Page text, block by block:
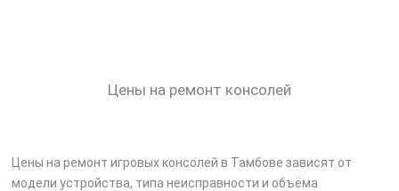
Цены на ремонт консолей
Цены на ремонт игровых консолей в Тамбове зависят от
модели устройства, типа неисправности и объёма